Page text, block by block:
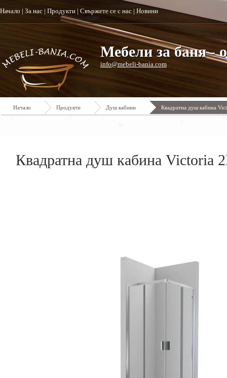
Начало | За нас | Продукти | Свържете се с нас | Новини
Мебели за баня -
info@mebeli-bania.com
Начало Продукти Душ кабини Квадратна душ кабина
Квадратна душ кабина Victoria